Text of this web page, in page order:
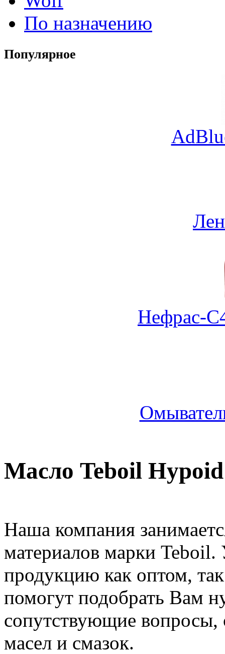
По назначению
Популярное
Нефрас-
Масло Teboil
Наша компания
материалов марки
продукцию как оптом,
помогут подобрать Вам
сопутствующие вопросы,
масел и смазок.